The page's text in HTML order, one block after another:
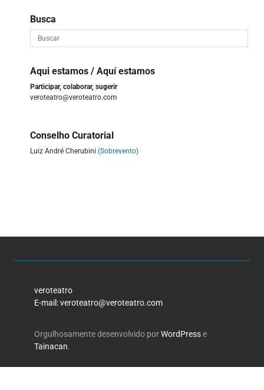
Busca
Aqui estamos / Aquí estamos
Participar, colaborar, sugerir
veroteatro@veroteatro.com
Conselho Curatorial
Luiz André Cherubini (Sobrevento)
veroteatro
E-mail: veroteatro@veroteatro.com
Orgulhosamente desenvolvido porWordPresse
Tainacan.